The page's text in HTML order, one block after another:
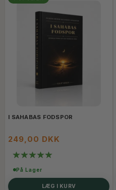
I SAHABAS FODSPOR
249,00 DKK
På Lager
LÆG I KURV